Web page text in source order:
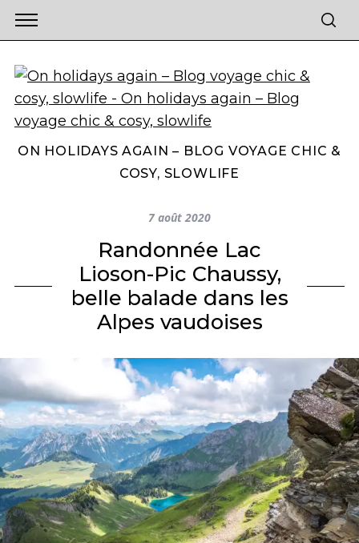
ON HOLIDAYS AGAIN – BLOG VOYAGE CHIC &
COSY, SLOWLIFE
7 août 2020
Randonnée Lac
Lioson-Pic Chaussy,
belle balade dans les
Alpes vaudoises